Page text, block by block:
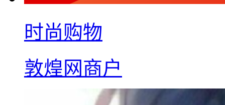
时尚购物
敦煌网商户